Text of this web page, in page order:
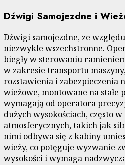
Dźwigi Samojezdne i
Dźwigi samojezdne, ze
niezwykle wszechstronne.
biegły w sterowaniu
w zakresie transportu
rozstawienia i zabezpieczenia
wieżowe, montowane na stałe
wymagają od operatora
dużych wysokościach, często
atmosferycznych, takich jak
nimi odbywa się z kabiny
wieży, co potęguje wyzwanie
wysokości i wymaga